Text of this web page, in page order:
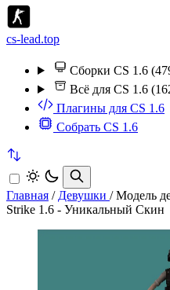
cs-lead.top
Сборки CS 1.6
Всё для CS 1.6
Плагины для CS 1.6
Собрать CS 1.6
Главная / Девушки / Модель
Strike 1.6 - Уникальный Скин